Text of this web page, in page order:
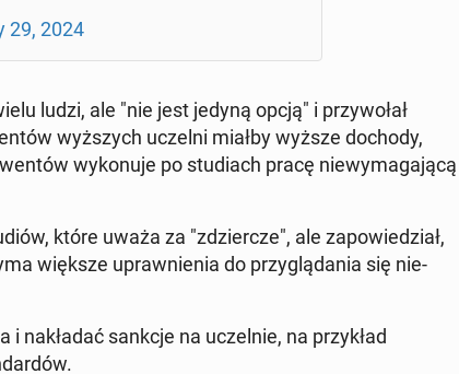
29, 2024
ludzi, ale "nie jest jedyną opcją" i przy­wo­łał
wyż­szych uczelni miałby wyższe dochody,
wy­ko­nu­je po stu­diach pracę nie­wy­ma­ga­ją­cą
które uważa za "zdzier­cze", ale za­po­wie­dział,
większe upraw­nie­nia do przy­glą­da­nia się nie­
na­kła­dać sankcje na uczel­nie, na przy­kład